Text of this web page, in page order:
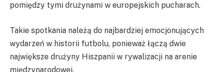
pomiędzy tymi drużynami w europejskich pucharach.
Takie spotkania należą do najbardziej emocjonujących
wydarzeń w historii futbolu, ponieważ łączą dwie
największe drużyny Hiszpanii w rywalizacji na arenie
międzynarodowej.